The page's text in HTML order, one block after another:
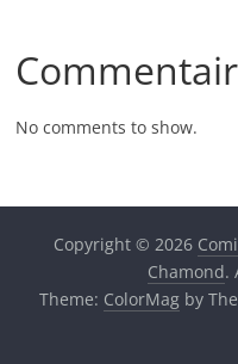
No comments to show.
Copyright © 2026
Chamond.
Theme: ColorMagby